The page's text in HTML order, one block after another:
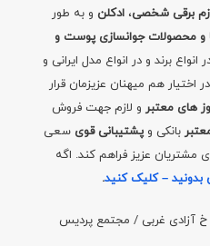
برقی شخصی،ادکلن و به طور
و محصولات جوانسازی پوست و
برند و در انواع مدل ایرانی و
هم میهنان عزیزمان قرار
های معتبرو لازم جهت فروش
بانکی وپشتیبانی قوی سعی
مشتریان عزیز فراهم کند. اگه
بدونید – کلیک کنید.
خ آزادی غربی / مجتمع پردیس